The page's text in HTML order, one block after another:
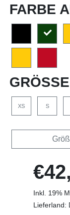
FARBE
GRÖSSE
XS S
Inkl. 19%
Lieferland: